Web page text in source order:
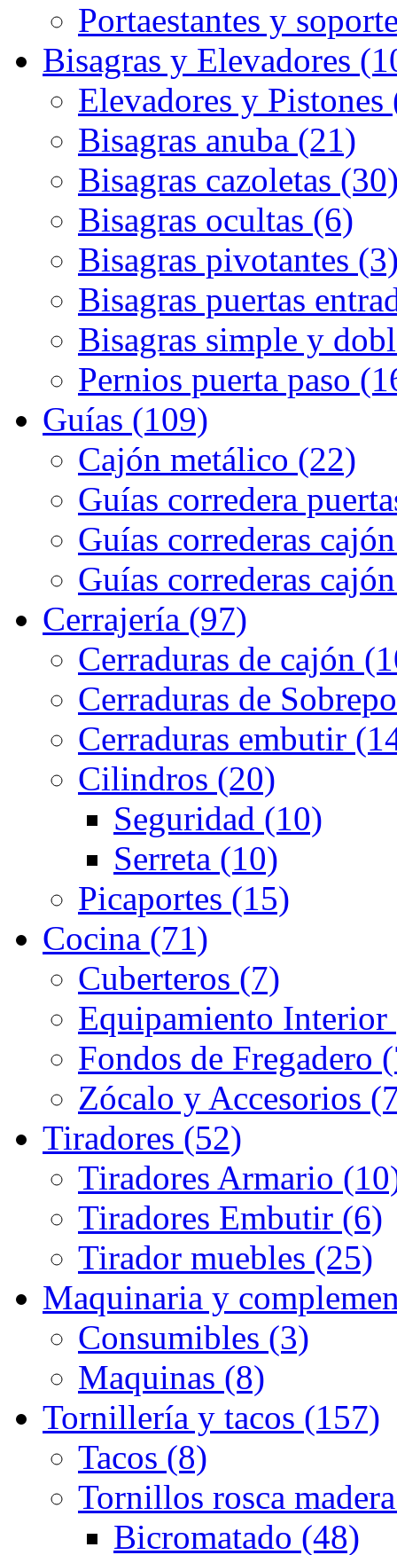
Portaestantes y
Bisagras y Elevadores
Elevadores y Pistones
Bisagras anuba (21)
Bisagras cazoletas
Bisagras ocultas (6)
Bisagras pivotantes
Bisagras puertas
Bisagras simple y
Pernios puerta paso
Guías (109)
Cajón metálico (22)
Guías corredera
Guías correderas
Guías correderas
Cerrajería (97)
Cerraduras de cajón
Cerraduras de
Cerraduras embutir
Cilindros (20)
Seguridad (10)
Serreta (10)
Picaportes (15)
Cocina (71)
Cuberteros (7)
Equipamiento Interior
Fondos de Fregadero
Zócalo y Accesorios
Tiradores (52)
Tiradores Armario
Tiradores Embutir (6)
Tirador muebles (25)
Maquinaria y
Consumibles (3)
Maquinas (8)
Tornillería y tacos (157)
Tacos (8)
Tornillos rosca
Bicromatado (48)